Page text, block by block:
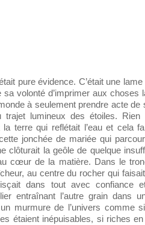
pure évidence. C’était une
volonté d’imprimer aux choses
à seulement prendre acte de
lumineux des étoiles. Rien
terre qui reflétait l’eau et cela
jonchée de mariée qui
clôturait la geôle de quelque
cœur de la matière. Dans le
au centre du rocher qui
dans tout avec confiance
entraînant l’autre grain dans
un murmure de l’univers comme
étaient inépuisables, si riches